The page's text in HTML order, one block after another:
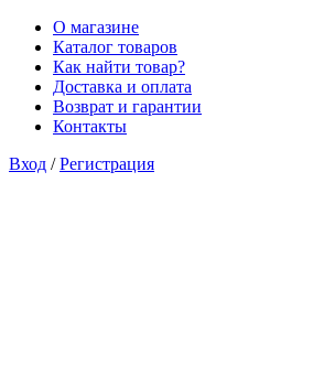
О магазине
Каталог товаров
Как найти товар?
Доставка и оплата
Возврат и гарантии
Контакты
Вход / Регистрация